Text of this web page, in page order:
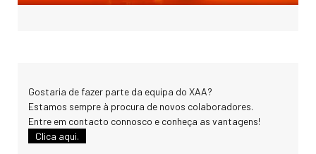
Gostaria de fazer parte da equipa do XAA?
Estamos sempre à procura de novos colaboradores.
Entre em contacto connosco e conheça as vantagens!
Clica aqui.